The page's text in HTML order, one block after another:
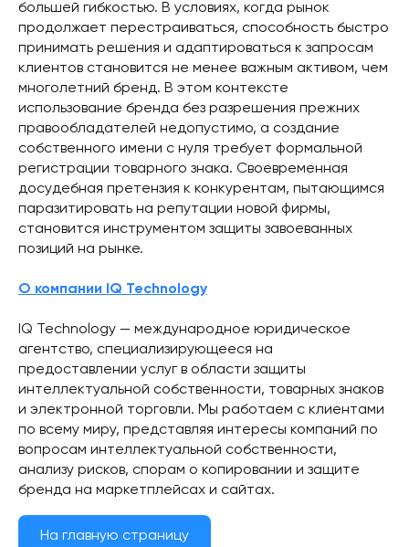
большей гибкостью. В условиях, когда рынок
продолжает перестраиваться, способность быстро
принимать решения и адаптироваться к запросам
клиентов становится не менее важным активом, чем
многолетний бренд. В этом контексте
использование бренда без разрешения прежних
правообладателей недопустимо, а создание
собственного имени с нуля требует формальной
регистрации товарного знака. Своевременная
досудебная претензия к конкурентам, пытающимся
паразитировать на репутации новой фирмы,
становится инструментом защиты завоеванных
позиций на рынке.
О компании IQ Technology
IQ Technology — международное юридическое
агентство, специализирующееся на
предоставлении услуг в области защиты
интеллектуальной собственности, товарных знаков
и электронной торговли. Мы работаем с клиентами
по всему миру, представляя интересы компаний по
вопросам интеллектуальной собственности,
анализу рисков, спорам о копировании и защите
бренда на маркетплейсах и сайтах.
На главную страницу